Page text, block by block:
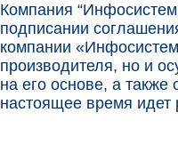
Компания
подписании
компании
производителя, но и
на его основе, а
настоящее время идет